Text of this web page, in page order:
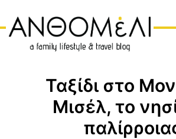
περιεχόμενο
Ταξίδι στο
Μισέλ, το